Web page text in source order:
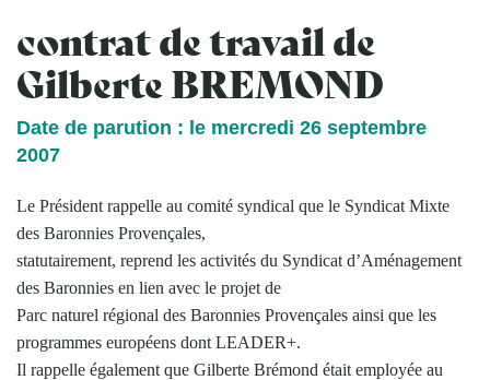
contrat de travail de
Gilberte BREMOND
Date de parution : le mercredi 26 septembre
2007
Le Président rappelle au comité syndical que le Syndicat Mixte
des Baronnies Provençales,
statutairement, reprend les activités du Syndicat d’Aménagement
des Baronnies en lien avec le projet de
Parc naturel régional des Baronnies Provençales ainsi que les
programmes européens dont LEADER+.
Il rappelle également que Gilberte Brémond était employée au